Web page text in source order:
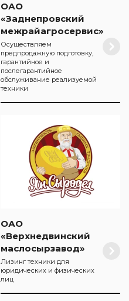
ОАО
«Заднепровский
межрайагросервис»
Осуществляем
предпродажную подготовку,
гарантийное и
послегарантийное
обслуживание реализуемой
техники
ОАО
«Верхнедвинский
маслосырзавод»
Лизинг техники для
юридических и физических
лиц